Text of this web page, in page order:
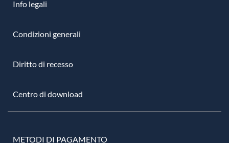
Info legali
Condizioni generali
Diritto di recesso
Centro di download
METODI DI PAGAMENTO